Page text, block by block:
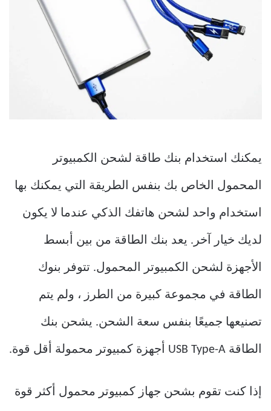
يمكنك استخدام بنك طاقة لشحن الكمبيوتر
المحمول الخاص بك بنفس الطريقة التي يمكنك بها
استخدام واحد لشحن هاتفك الذكي عندما لا يكون
لديك خيار آخر. يعد بنك الطاقة من بين أبسط
الأجهزة لشحن الكمبيوتر المحمول. تتوفر بنوك
الطاقة في مجموعة كبيرة من الطرز ، ولم يتم
تصنيعها جميعًا بنفس سعة الشحن. يشحن بنك
الطاقة USB Type-A أجهزة كمبيوتر محمولة أقل قوة.
إذا كنت تقوم بشحن جهاز كمبيوتر محمول أكثر قوة